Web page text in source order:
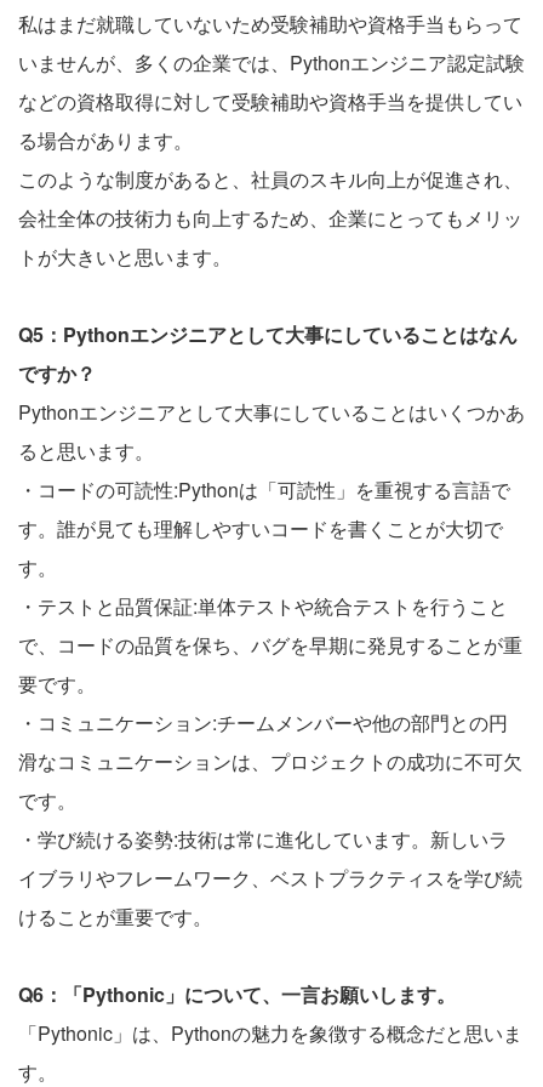
私はまだ就職していないため受験補助や資格手当もらって
いませんが、多くの企業では、Pythonエンジニア認定試験
などの資格取得に対して受験補助や資格手当を提供してい
る場合があります。
このような制度があると、社員のスキル向上が促進され、
会社全体の技術力も向上するため、企業にとってもメリッ
トが大きいと思います。
Q5：Pythonエンジニアとして大事にしていることはなん
ですか？
Pythonエンジニアとして大事にしていることはいくつかあ
ると思います。
・コードの可読性:Pythonは「可読性」を重視する言語で
す。誰が見ても理解しやすいコードを書くことが大切で
す。
・テストと品質保証:単体テストや統合テストを行うこと
で、コードの品質を保ち、バグを早期に発見することが重
要です。
・コミュニケーション:チームメンバーや他の部門との円
滑なコミュニケーションは、プロジェクトの成功に不可欠
です。
・学び続ける姿勢:技術は常に進化しています。新しいラ
イブラリやフレームワーク、ベストプラクティスを学び続
けることが重要です。
Q6：「Pythonic」について、一言お願いします。
「Pythonic」は、Pythonの魅力を象徴する概念だと思いま
す。